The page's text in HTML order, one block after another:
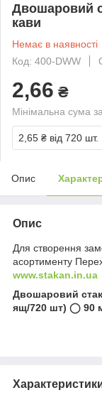
Двошаровий
кави
Немає в наявності
Код: 400-DWW
2,66 ₴
Мінімальна сума
2,65 ₴ від 720 шт.
Опис
Опис
Для створення
асортименту
www.stakan.in.ua
Двошаровий
ящ/720 шт) ◯ 90